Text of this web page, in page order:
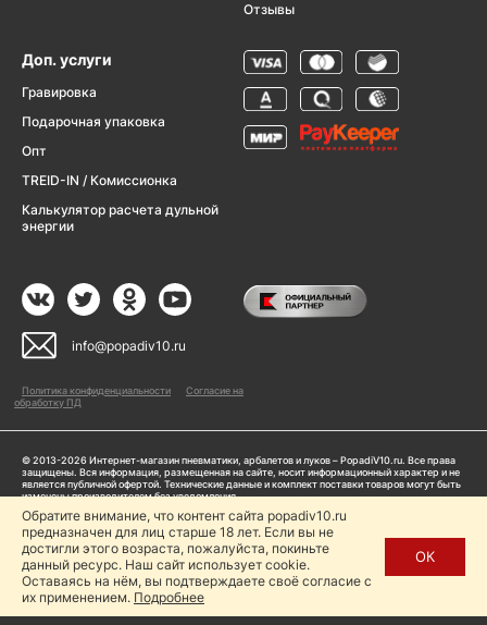
Отзывы
Доп. услуги
Гравировка
Подарочная упаковка
Опт
TREID-IN / Комиссионка
Калькулятор расчета дульной
энергии
info@popadiv10.ru
Политика конфиденциальности
Согласие на
обработку ПД
© 2013-2026 Интернет-магазин пневматики, арбалетов и луков – PopadiV10.ru. Все права
защищены. Вся информация, размещенная на сайте, носит информационный характер и не
является публичной офертой. Технические данные и комплект поставки товаров могут быть
изменены производителем без уведомления
ИП Жарук Александр Сергеевич, ОГРНИП: 314504704200042
Пользуясь сайтом Popadiv10.ru, пользователь автоматически соглашается с условиями,
прописанными в
Политике конфиденциальности
Копирование любой информации (тексты, фото, видео и др.) с сайта Popadiv10 запрещено,
за исключением наличия письменного согласия администрации сайта Popadiv10.
Обратите внимание, что контент сайта popadiv10.ru
предназначен для лиц старше 18 лет. Если вы не
достигли этого возраста, пожалуйста, покиньте
данный ресурс. Наш сайт использует cookie.
Оставаясь на нём, вы подтверждаете своё согласие с
их применением. Подробнее
ОК